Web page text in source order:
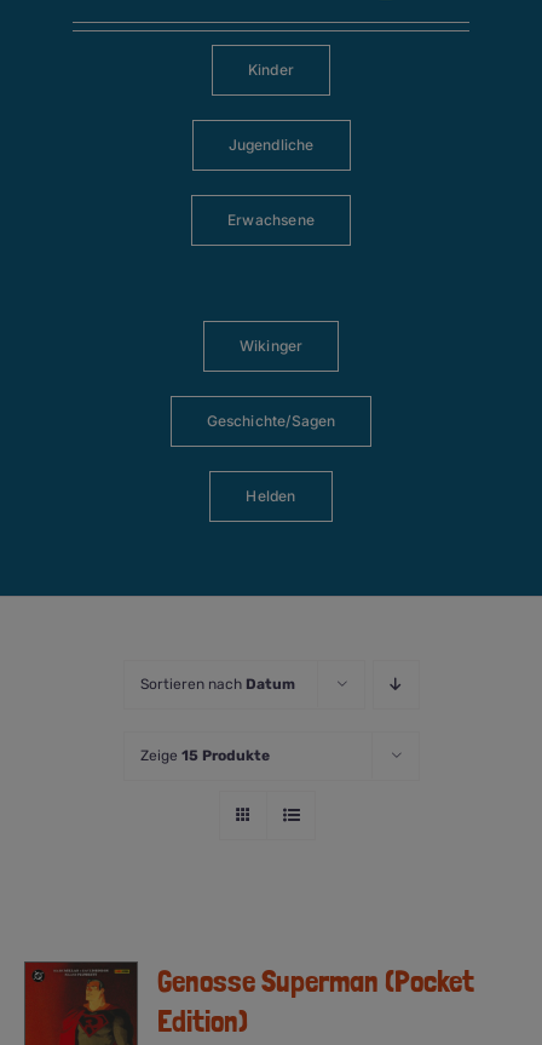
Kinder
Jugendliche
Erwachsene
Wikinger
Geschichte/Sagen
Helden
Sortieren nach Datum
Zeige 15 Produkte
Genosse Superman (Pocket
Edition)